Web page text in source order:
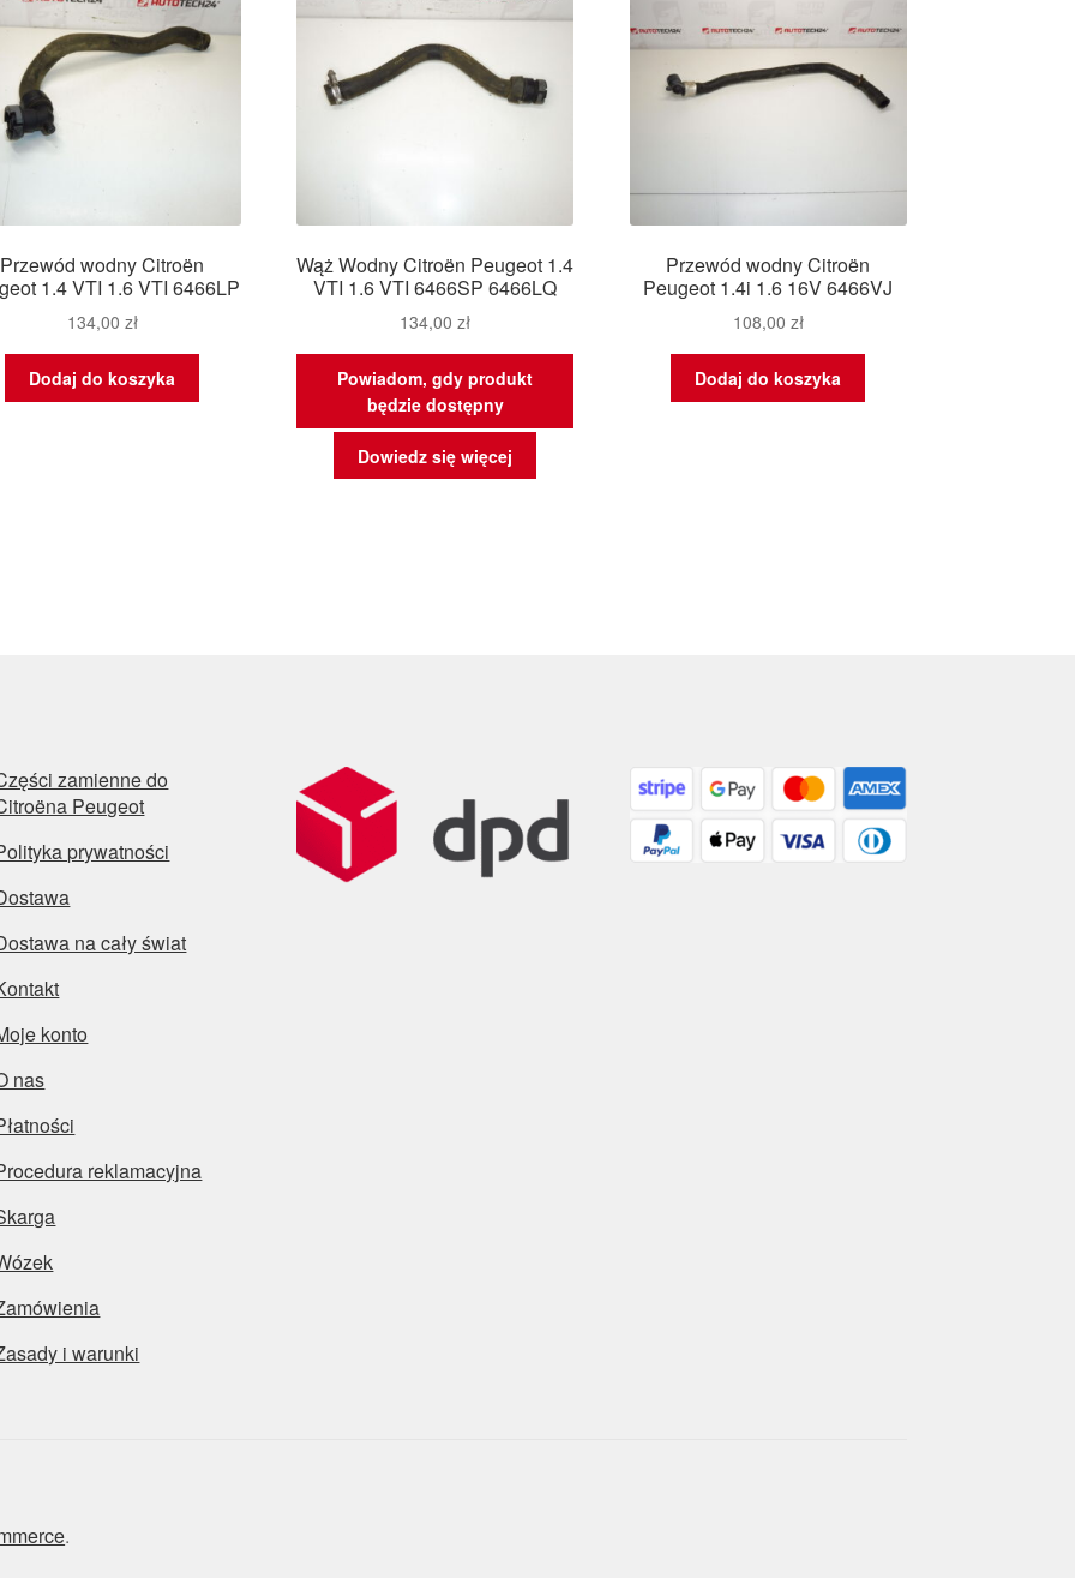
Przewód wodny Citroën
1.4 VTI 1.6 VTI 6466LP
134,00 zł
Dodaj do koszyka
Wąż Wodny Citroën Peugeot 1.4
VTI 1.6 VTI 6466SP 6466LQ
134,00zł
Powiadom, gdy produkt
będzie dostępny
Dowiedz się więcej
Przewód wodny Citroën
Peugeot 1.4i 1.6 16V 6466VJ
108,00 zł
Dodaj do koszyka
zamienne do
Peugeot
prywatności
na cały świat
konto
nas
reklamacyjna
i warunki
.